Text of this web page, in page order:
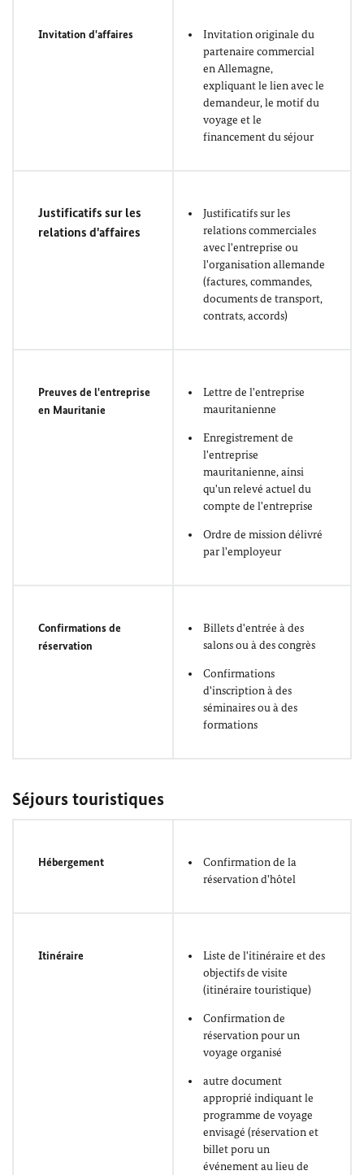
Invitation d'affaires
Invitation originale du
partenaire commercial
en Allemagne,
expliquant le lien avec le
demandeur, le motif du
voyage et le
financement du séjour
Justificatifs sur les
relations d'affaires
Justificatifs sur les
relations commerciales
avec l'entreprise ou
l'organisation allemande
(factures, commandes,
documents de transport,
contrats, accords)
Preuves de l'entreprise
en Mauritanie
Lettre de l'entreprise
mauritanienne
Enregistrement de
l'entreprise
mauritanienne, ainsi
qu'un relevé actuel du
compte de l'entreprise
Ordre de mission délivré
par l'employeur
Confirmations de
réservation
Billets d'entrée à des
salons ou à des congrès
Confirmations
d'inscription à des
séminaires ou à des
formations
Séjours touristiques
Hébergement
Confirmation de la
réservation d'hôtel
Itinéraire
Liste de l'itinéraire et des
objectifs de visite
(itinéraire touristique)
Confirmation de
réservation pour un
voyage organisé
autre document
approprié indiquant le
programme de voyage
envisagé (réservation et
billet poru un
événement au lieu de